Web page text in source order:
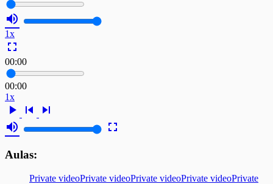
volume_up
1x
fullscreen
00:00
00:00
1x
play_arrow skip_previous
skip_next
volume_up
fullscreen
Aulas:
Private videoPrivate videoPrivate videoPrivate videoPrivate